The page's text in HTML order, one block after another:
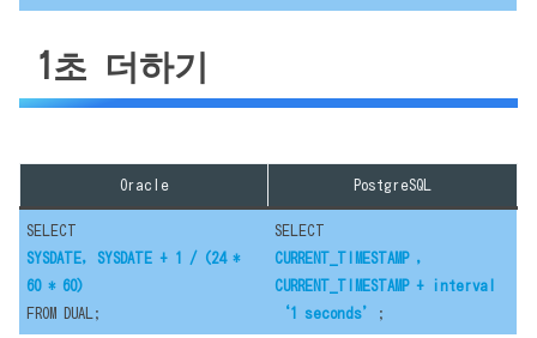
1초 더하기
Oracle PostgreSQL
SELECT
SYSDATE, SYSDATE + 1 / (24 *
60 * 60)
FROM DUAL;
SELECT
CURRENT_TIMESTAMP ,
CURRENT_TIMESTAMP + interval
‘1 seconds’
;